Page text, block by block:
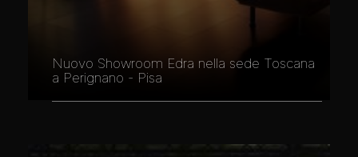
Nuovo Showroom Edra nella sede Toscana
a Perignano - Pisa